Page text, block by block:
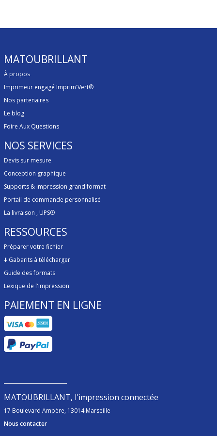
MATOUBRILLANT
À propos
Imprimeur engagé Imprim'Vert®
Nos partenaires
Le blog
Foire Aux Questions
NOS SERVICES
Devis sur mesure
Conception graphique
Supports & impression grand format
Portail de commande personnalisé
La livraison , UPS®
RESSOURCES
Préparer votre fichier
⬇️ Gabarits à télécharger
Guide des formats
Lexique de l'impression
PAIEMENT EN LIGNE
MATOUBRILLANT, l'impression connectée
17 Boulevard Ampère, 13014 Marseille
Nous contacter